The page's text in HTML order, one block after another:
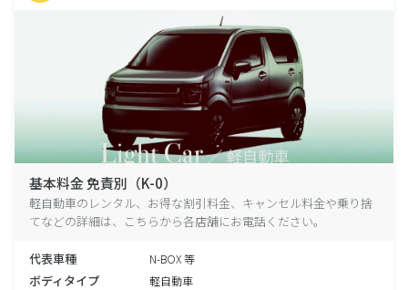
基本料金 免責別（K-0）
軽自動車のレンタル、お得な割引料金、キャンセル料金や乗り捨
てなどの詳細は、こちらから各店舗にお電話ください。
代表車種 N-BOX 等
ボディタイプ 軽自動車